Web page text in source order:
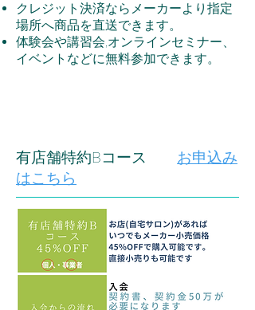
クレジット決済ならメーカーより指定
場所へ商品を直送できます。
体験会や講習会,オンラインセミナー、
イベントなどに無料参加できます。
有店舗特約Bコース お申込み
はこちら